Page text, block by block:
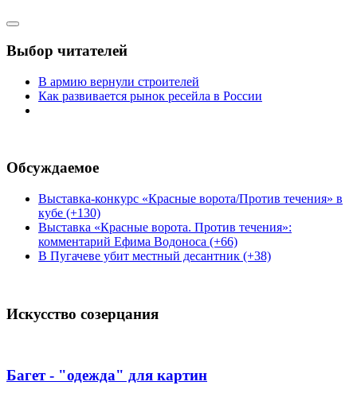
Выбор читателей
В армию вернули строителей
Как развивается рынок ресейла в России
Обсуждаемое
Выставка-конкурс «Красные ворота/Против течения» в
кубе (+130)
Выставка «Красные ворота. Против течения»:
комментарий Ефима Водоноса (+66)
В Пугачеве убит местный десантник (+38)
Искусство созерцания
Багет - "одежда" для картин